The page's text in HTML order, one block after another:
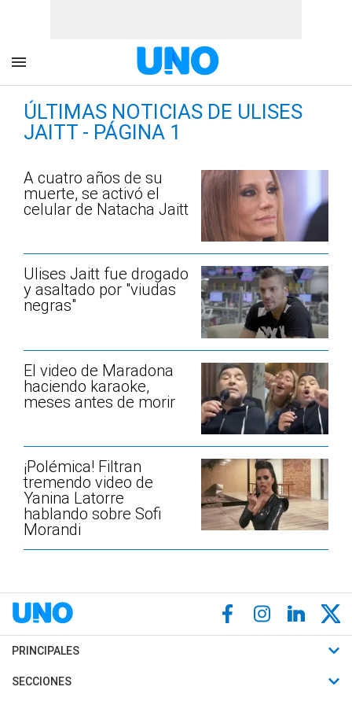
ÚLTIMAS NOTICIAS DE ULISES
JAITT - PÁGINA 1
A cuatro años de su
muerte, se activó el
celular de Natacha Jaitt
Ulises Jaitt fue drogado
y asaltado por "viudas
negras"
El video de Maradona
haciendo karaoke,
meses antes de morir
¡Polémica! Filtran
tremendo video de
Yanina Latorre
hablando sobre Sofi
Morandi
PRINCIPALES
Últimas Noticias
SECCIONES